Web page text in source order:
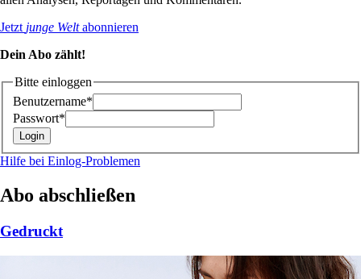
Jetzt junge Weltabonnieren
Dein Abo zählt!
Bitte einloggen
Benutzername*
Passwort*
Hilfe bei Einlog-Problemen
Abo abschließen
Gedruckt